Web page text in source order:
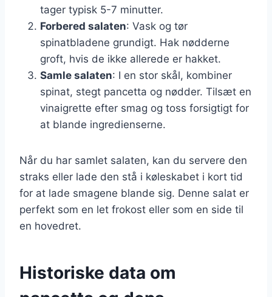
tager typisk 5-7 minutter.
Forbered salaten: Vask og tør
spinatbladene grundigt. Hak nødderne
groft, hvis de ikke allerede er hakket.
Samle salaten: I en stor skål, kombiner
spinat, stegt pancetta og nødder. Tilsæt en
vinaigrette efter smag og toss forsigtigt for
at blande ingredienserne.
Når du har samlet salaten, kan du servere den
straks eller lade den stå i køleskabet i kort tid
for at lade smagene blande sig. Denne salat er
perfekt som en let frokost eller som en side til
en hovedret.
Historiske data om